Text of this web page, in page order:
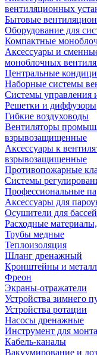
вентиляционных
Бытовые
Оборудование для
Компактные
Аксессуары и
моноблочных
Центральные
Наборные системы
Системы управления
Решетки и диффузоры
Гибкие воздуховоды
Вентиляторы
взрывозащищенные
Аксессуары к
взрывозащищенные
Противопожарные
Системы
Профессиональные
Аксессуары для
Осушители для
Расходные
Трубы медные
Теплоизоляция
Шланг дренажный
Кронштейны и
Фреон
Экраны-отражатели
Устройства зимнего
Устройства ротации
Насосы дренажные
Инструмент для
Кабель-каналы
Вакуумирование и